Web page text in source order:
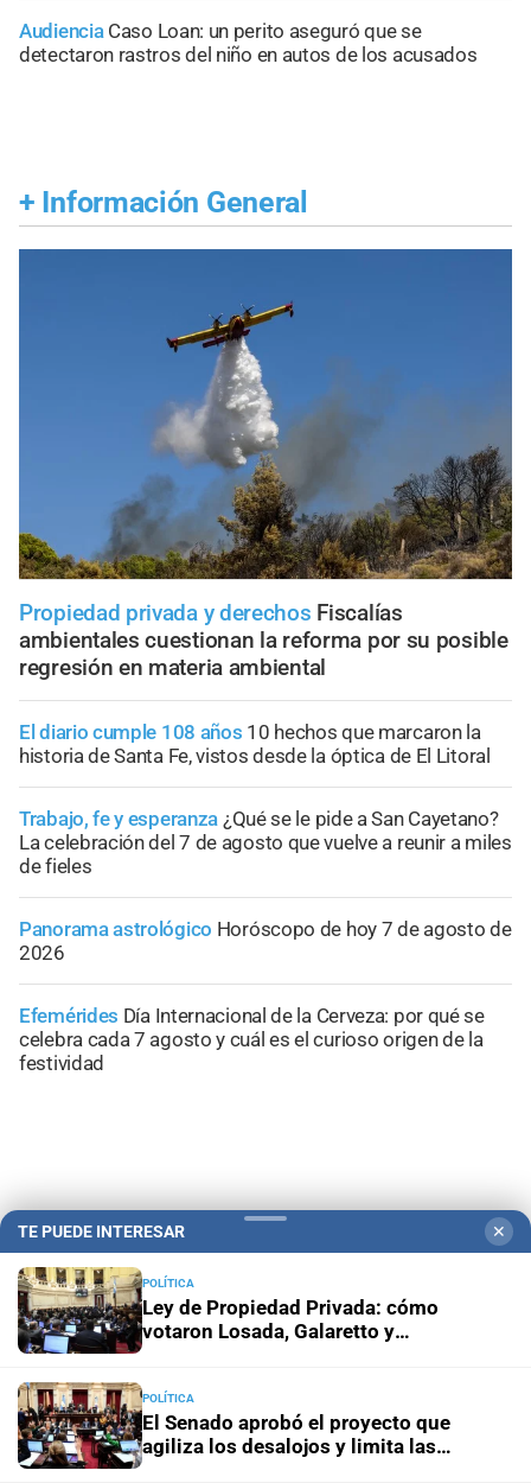
Audiencia Caso Loan: un perito aseguró que se
detectaron rastros del niño en autos de los acusados
+ Información General
Propiedad privada y derechos Fiscalías
ambientales cuestionan la reforma por su posible
regresión en materia ambiental
El diario cumple 108 años 10 hechos que marcaron la
historia de Santa Fe, vistos desde la óptica de El Litoral
Trabajo, fe y esperanza ¿Qué se le pide a San Cayetano?
La celebración del 7 de agosto que vuelve a reunir a miles
de fieles
Panorama astrológico Horóscopo de hoy 7 de agosto de
2026
Efemérides Día Internacional de la Cerveza: por qué se
celebra cada 7 agosto y cuál es el curioso origen de la
festividad
Campolitoral Revista Nosotros
Podcasts Mirador Provincial VivíMejor SF Puerto Negocios
TE PUEDE INTERESAR ✕
POLÍTICA
Ley de Propiedad Privada: cómo
votaron Losada, Galaretto y
POLÍTICA
El Senado aprobó el proyecto que
agiliza los desalojos y limita las